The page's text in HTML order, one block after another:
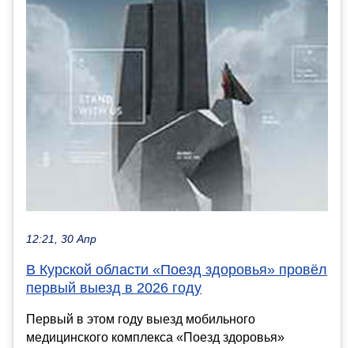
12:21, 30 Апр
В Курской области «Поезд здоровья» провёл
первый выезд в 2026 году
Первый в этом году выезд мобильного
медицинского комплекса «Поезд здоровья»